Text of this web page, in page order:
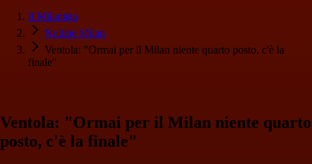
Il Milanista
Notizie Milan
Ventola: "Ormai per il Milan niente quarto posto, c'è la
finale"
Ventola: "Ormai per il Milan niente quarto
posto, c'è la finale"